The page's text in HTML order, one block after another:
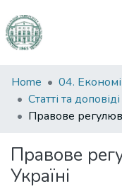
Communities
&
Collections
Statistics
Home
Статті та
Правове
Україні